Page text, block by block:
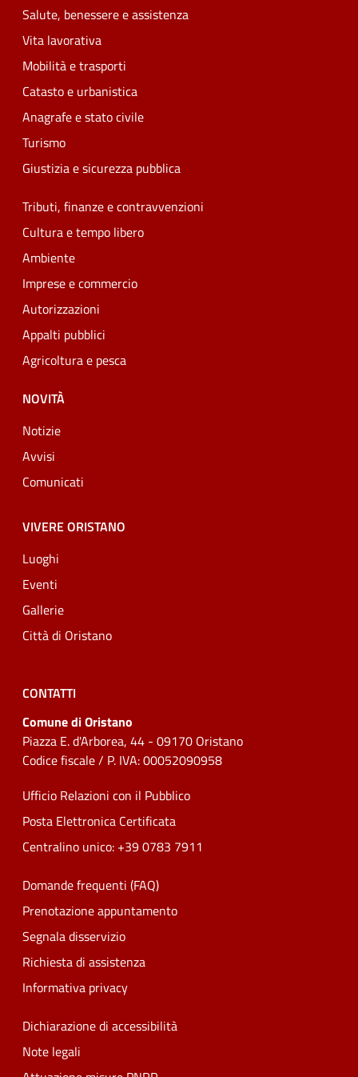
Salute, benessere e assistenza
Vita lavorativa
Mobilità e trasporti
Catasto e urbanistica
Anagrafe e stato civile
Turismo
Giustizia e sicurezza pubblica
Tributi, finanze e contravvenzioni
Cultura e tempo libero
Ambiente
Imprese e commercio
Autorizzazioni
Appalti pubblici
Agricoltura e pesca
NOVITÀ
Notizie
Avvisi
Comunicati
VIVERE ORISTANO
Luoghi
Eventi
Gallerie
Città di Oristano
CONTATTI
Comune di Oristano
Piazza E. d'Arborea, 44 - 09170 Oristano
Codice fiscale / P. IVA: 00052090958
Ufficio Relazioni con il Pubblico
Posta Elettronica Certificata
Centralino unico: +39 0783 7911
Domande frequenti (FAQ)
Prenotazione appuntamento
Segnala disservizio
Richiesta di assistenza
Informativa privacy
Dichiarazione di accessibilità
Note legali